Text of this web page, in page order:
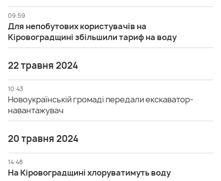
09:59
Для непобутових користувачів на
Кіровоградщині збільшили тариф на воду
22 травня 2024
10:43
Новоукраїнській громаді передали екскаватор-
навантажувач
20 травня 2024
14:48
На Кіровоградщині хлоруватимуть воду